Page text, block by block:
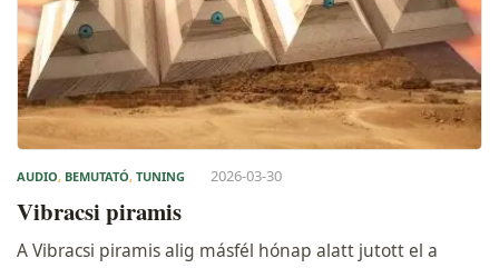
AUDIO, BEMUTATÓ, TUNING 2026-03-30
Vibracsi piramis
A Vibracsi piramis alig másfél hónap alatt jutott el a